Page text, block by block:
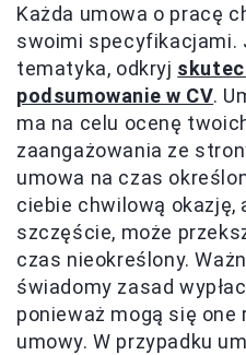
Każda umowa o pracę
swoimi specyfikacjami.
tematyka, odkryj
podsumowanie w CV.
ma na celu ocenę
zaangażowania ze
umowa na czas
ciebie chwilową okazję,
szczęście, może
czas nieokreślony.
świadomy zasad
ponieważ mogą się
umowy. W przypadku